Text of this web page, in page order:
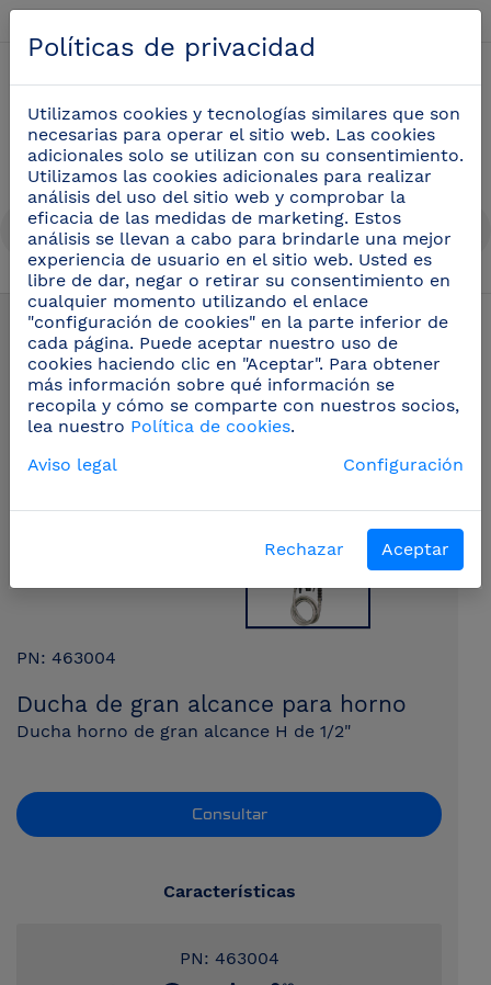
Mangueras de lavado profesional (15)
PN: 463004
Ducha de gran alcance para horno
Ducha horno de gran alcance H de 1/2"
Consultar
Características
PN: 463004
Políticas de privacidad
Utilizamos cookies y tecnologías similares que son
necesarias para operar el sitio web. Las cookies
adicionales solo se utilizan con su consentimiento.
Utilizamos las cookies adicionales para realizar
análisis del uso del sitio web y comprobar la
eficacia de las medidas de marketing. Estos
análisis se llevan a cabo para brindarle una mejor
experiencia de usuario en el sitio web. Usted es
libre de dar, negar o retirar su consentimiento en
cualquier momento utilizando el enlace
"configuración de cookies" en la parte inferior de
cada página. Puede aceptar nuestro uso de
cookies haciendo clic en "Aceptar". Para obtener
más información sobre qué información se
recopila y cómo se comparte con nuestros socios,
lea nuestro Política de cookies.
Aviso legal
Configuración
Rechazar Aceptar